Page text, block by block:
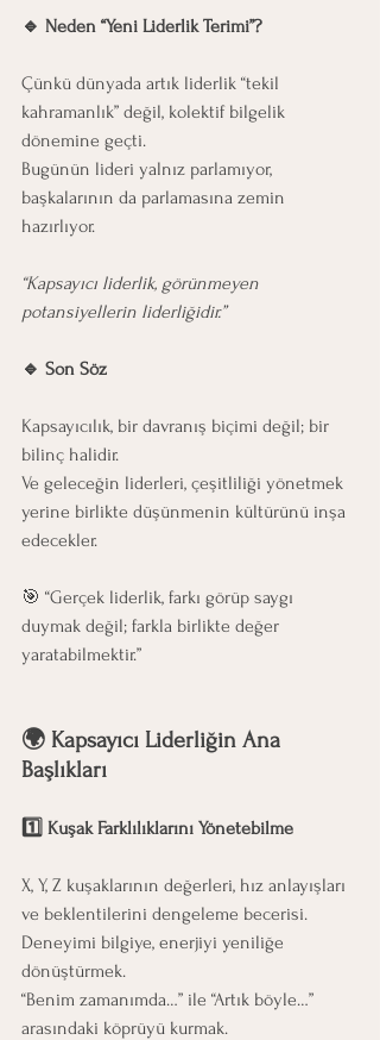
🔹 Neden “Yeni Liderlik Terimi”?
Çünkü dünyada artık liderlik “tekil
kahramanlık” değil, kolektif bilgelik
dönemine geçti.
Bugünün lideri yalnız parlamıyor,
başkalarının da parlamasına zemin
hazırlıyor.
“Kapsayıcı liderlik, görünmeyen
potansiyellerin liderliğidir.”
🔹 Son Söz
Kapsayıcılık, bir davranış biçimi değil; bir
bilinç halidir.
Ve geleceğin liderleri, çeşitliliği yönetmek
yerine birlikte düşünmenin kültürünü inşa
edecekler.
🎯 “Gerçek liderlik, farkı görüp saygı
duymak değil; farkla birlikte değer
yaratabilmektir.”
🌍 Kapsayıcı Liderliğin Ana
Başlıkları
1️⃣ Kuşak Farklılıklarını Yönetebilme
X, Y, Z kuşaklarının değerleri, hız anlayışları
ve beklentilerini dengeleme becerisi.
Deneyimi bilgiye, enerjiyi yeniliğe
dönüştürmek.
“Benim zamanımda…” ile “Artık böyle…”
arasındaki köprüyü kurmak.